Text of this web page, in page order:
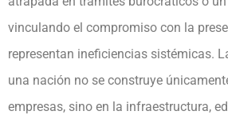
vinculando el compromiso con la
representan ineficiencias sistémicas.
una nación no se construye
empresas, sino en la infraestructura,